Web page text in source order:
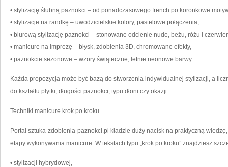
• stylizację ślubną paznokci – od ponadczasowego french po koronkowe
• stylizacje na randkę – uwodzicielskie kolory, pastelowe połączenia,
• biurową stylizację paznokci – stonowane odcienie nude, beżu, różu i
• manicure na imprezę – błysk, zdobienia 3D, chromowane efekty,
• paznokcie sezonowe – wzory świąteczne, letnie neonowe barwy.
Każda propozycja może być bazą do stworzenia indywidualnej stylizacji, a
do kształtu płytki, długości paznokci, typu dłoni czy okazji.
Techniki manicure krok po kroku
Portal sztuka-zdobienia-paznokci.pl kładzie duży nacisk na praktyczną
etapy wykonywania manicure. W tekstach typu „krok po kroku” znajdziesz
• stylizacji hybrydowej,